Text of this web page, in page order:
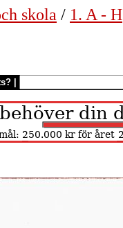
skola / 1. A - H